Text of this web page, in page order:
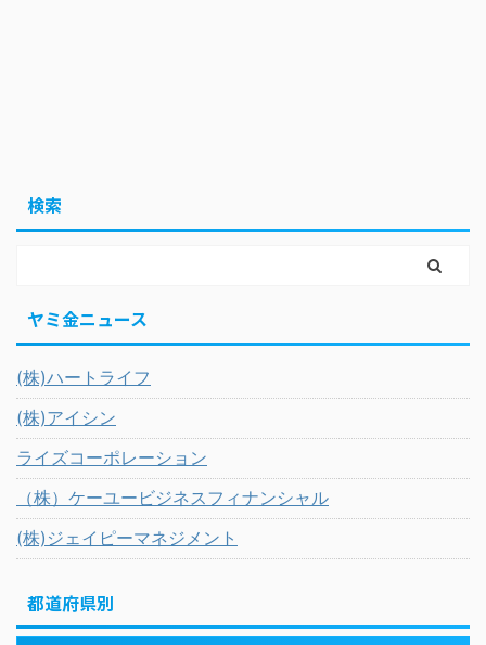
検索
ヤミ金ニュース
(株)ハートライフ
(株)アイシン
ライズコーポレーション
（株）ケーユービジネスフィナンシャル
(株)ジェイピーマネジメント
都道府県別